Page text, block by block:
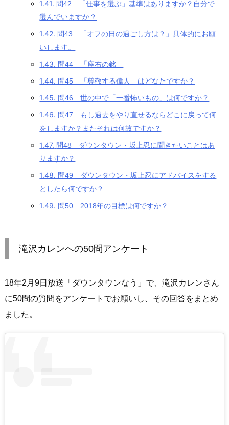
1.41. 問42 「仕事を選ぶ」基準はありますか？自分で
選んでいますか？
1.42. 問43 「オフの日の過ごし方は？」具体的にお願
いします。
1.43. 問44 「座右の銘」
1.44. 問45 「尊敬する偉人」はどなたですか？
1.45. 問46 世の中で「一番怖いもの」は何ですか？
1.46. 問47 もし過去をやり直せるならどこに戻って何
をしますか？またそれは何故ですか？
1.47. 問48 ダウンタウン・坂上忍に聞きたいことはあ
りますか？
1.48. 問49 ダウンタウン・坂上忍にアドバイスをする
としたら何ですか？
1.49. 問50 2018年の目標は何ですか？
滝沢カレンへの50問アンケート
18年2月9日放送「ダウンタウンなう」で、滝沢カレンさん
に50問の質問をアンケートでお願いし、その回答をまとめ
ました。